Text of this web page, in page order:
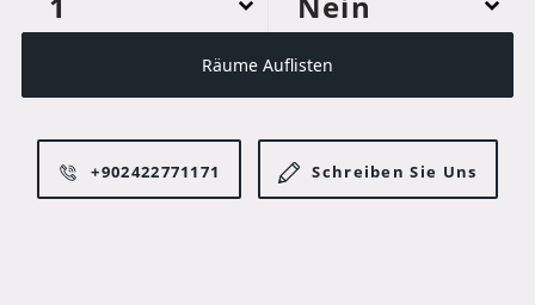
Räume Auflisten
+902422771171 Schreiben Sie Uns